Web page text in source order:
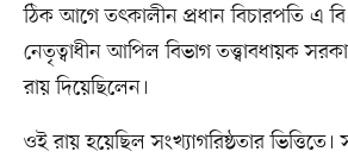
ঠিক আগে তৎকালীন প্রধান বিচারপতি এ
নেতৃত্বাধীন আপিল বিভাগ তত্ত্বাবধায়ক
রায় দিয়েছিলেন।
ওই রায় হয়েছিল সংখ্যাগরিষ্ঠতার ভিত্তিতে।